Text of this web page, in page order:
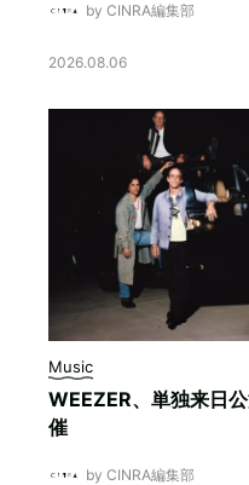
by CINRA編集部
2026.08.06
Music
WEEZER、単独来日
催
by CINRA編集部